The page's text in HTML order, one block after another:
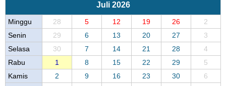
Juli 2026
Minggu 28 5 12 19 26
2
Senin
29 6 13 20 27
3
Selasa
30 7 14 21 28
4
Rabu
1 8 15 22 29
5
Kamis
2 9 16 23 30
6